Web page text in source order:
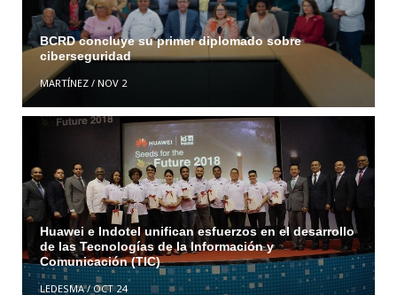
BCRD concluye su primer diplomado sobre
ciberseguridad
MARTÍNEZ/ NOV 2
Huawei e Indotel unifican esfuerzos en el desarrollo
de las Tecnologías de la Información y
Comunicación (TIC)
LEDESMA/OCT 24